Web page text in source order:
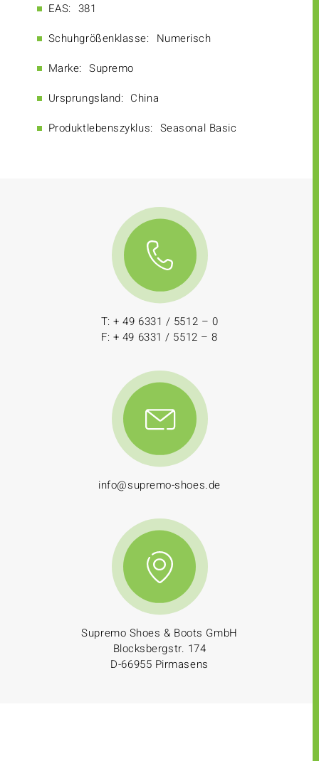
EAS: 381
Schuhgrößenklasse: Numerisch
Marke: Supremo
Ursprungsland: China
Produktlebenszyklus: Seasonal Basic
T: + 49 6331 / 5512 – 0
F: + 49 6331 / 5512 – 8
info@supremo-shoes.de
Supremo Shoes & Boots GmbH
Blocksbergstr. 174
D-66955 Pirmasens